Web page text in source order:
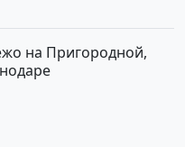
на Пригородной,